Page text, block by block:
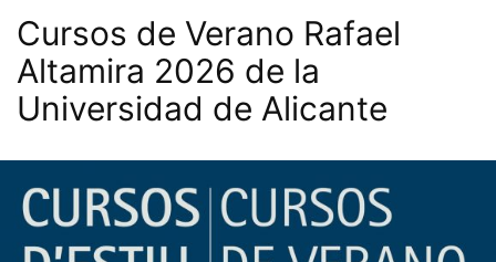
Cursos de Verano Rafael
Altamira 2026 de la
Universidad de Alicante